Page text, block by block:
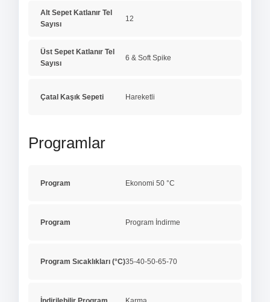
Alt Sepet Katlanır Tel
Sayısı
12
Üst Sepet Katlanır Tel
Sayısı
6 & Soft Spike
Çatal Kaşık Sepeti Hareketli
Programlar
Program Ekonomi 50 °C
Program Program İndirme
Program Sıcaklıkları (°C)35-40-50-65-70